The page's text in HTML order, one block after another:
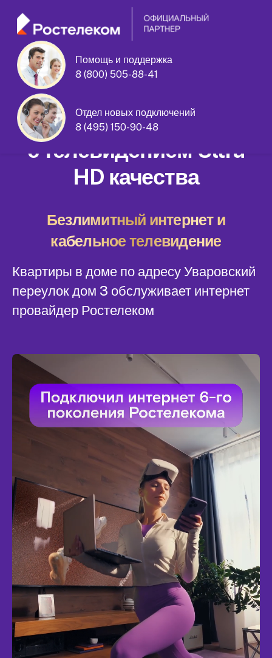
Помощь и поддержка
8 (800) 505-88-41
Отдел новых подключений
8 (495) 150-90-48
Уваровский переулок дом 3
Домашний интернет
с телевидением Ultra
HD качества
Безлимитный интернет и
кабельное телевидение
Квартиры в доме по адресу Уваровский
переулок дом 3 обслуживает интернет
провайдер Ростелеком